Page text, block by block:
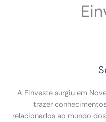
A Einveste surgiu em
trazer
relacionados ao mundo